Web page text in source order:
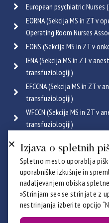
European psychiatric Nurses
EORNA (Sekcija MS in ZT v
Operating Room Nurses
EONS (Sekcija MS in ZT v
IFNA (Sekcija MS in ZT v
transfuziologiji)
EFCCNA (Sekcija MS in ZT
transfuziologiji)
WFCCN (Sekcija MS in ZT v
transfuziologiji)
ICRN (Sekcija MS in ZT v
Poglej vse
Certifikati
Izjava o spletnih
Spletno mesto uporablja
uporabniške izkušnje in
nadaljevanjem obiska
»Strinjam se« se strinjate z
nestrinjanja izberite opcijo